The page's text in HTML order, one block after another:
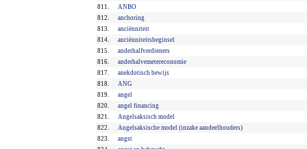
811.
ANBO
812.
anchoring
813.
anciënniteit
814.
anciënniteitsbeginsel
815.
anderhalfverdieners
816.
anderhalvemetereconomie
817.
anekdotisch bewijs
818.
ANG
819.
angel
820.
angel financing
821.
Angelsaksisch model
822.
Angelsaksische model (inzake aandeelhouders)
823.
angst